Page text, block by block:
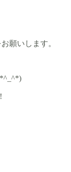
願いします。